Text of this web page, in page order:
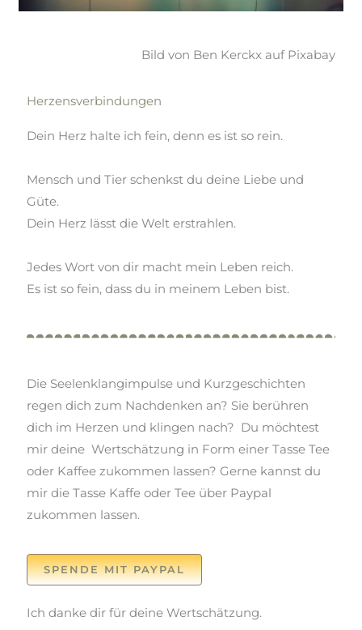
Bild von Ben Kerckx auf Pixabay
Herzensverbindungen
Dein Herz halte ich fein, denn es ist so rein.
Mensch und Tier schenkst du deine Liebe und
Güte.
Dein Herz lässt die Welt erstrahlen.
Jedes Wort vondir macht mein Leben reich.
Es ist so fein, dass du in meinem Leben bist.
Die Seelenklangimpulse und Kurzgeschichten
regen dich zum Nachdenken an? Sie berühren
dich im Herzen und klingen nach? Du möchtest
mir deine Wertschätzung in Form einer Tasse Tee
oder Kaffee zukommen lassen? Gerne kannst du
mir die Tasse Kaffe oder Tee über Paypal
zukommen lassen.
SPENDE MIT PAYPAL
Ich danke dir für deine Wertschätzung.